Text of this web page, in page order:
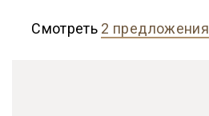
Смотреть 2 предложения